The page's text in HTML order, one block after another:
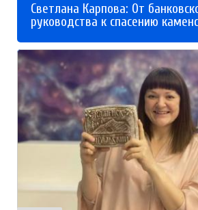
Светлана Карпова: От
руководства к спасению